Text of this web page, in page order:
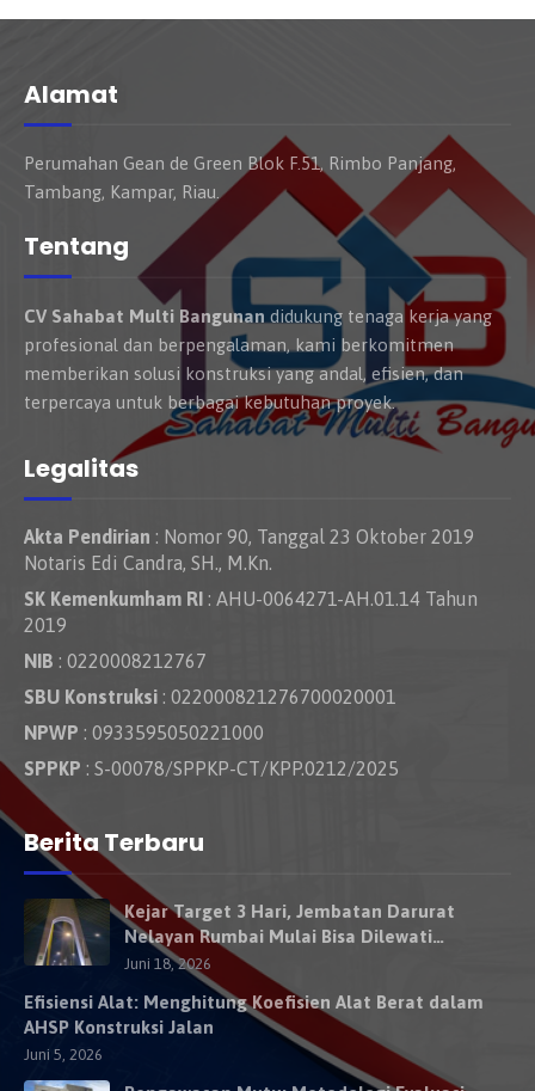
Alamat
Perumahan Gean de Green Blok F.51, Rimbo Panjang,
Tambang, Kampar, Riau.
Tentang
CV Sahabat Multi Bangunan didukung tenaga kerja yang
profesional dan berpengalaman, kami berkomitmen
memberikan solusi konstruksi yang andal, efisien, dan
terpercaya untuk berbagai kebutuhan proyek.
Legalitas
Akta Pendirian : Nomor 90, Tanggal 23 Oktober 2019
Notaris Edi Candra, SH., M.Kn.
SK Kemenkumham RI : AHU-0064271-AH.01.14 Tahun
2019
NIB : 0220008212767
SBU Konstruksi : 022000821276700020001
NPWP : 0933595050221000
SPPKP : S-00078/SPPKP-CT/KPP.0212/2025
Berita Terbaru
Kejar Target 3 Hari, Jembatan Darurat
Nelayan Rumbai Mulai Bisa Dilewati
Kendaraan Besok
Juni 18, 2026
Efisiensi Alat: Menghitung Koefisien Alat Berat dalam
AHSP Konstruksi Jalan
Juni 5, 2026